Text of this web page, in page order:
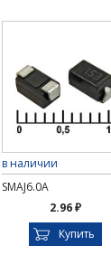
в наличии
SMAJ6.0A
2.96 ₽
Купить